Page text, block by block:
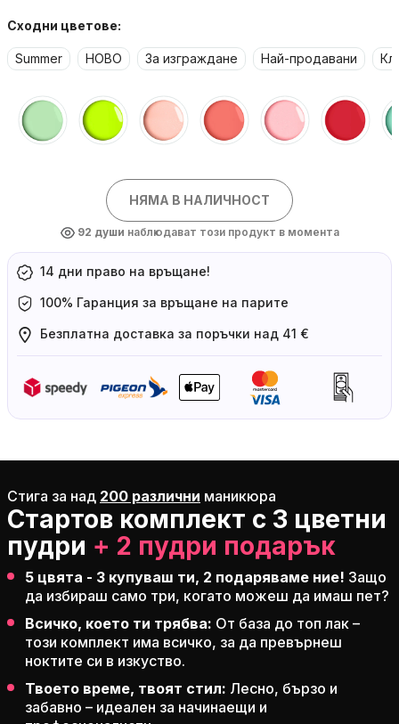
Сходни цветове:
Summer НОВО За изграждане Най-продавани
НЯМА В НАЛИЧНОСТ
92 души наблюдават този продукт в момента
14 дни право на връщане!
100% Гаранция за връщане на парите
Безплатна доставка за поръчки над 41 €
Стига за над 200 различни маникюра
Стартов комплект с 3 цветни
пудри + 2 пудри подарък
5 цвята - 3 купуваш ти, 2 подаряваме ние! Защо
да избираш само три, когато можеш да имаш пет?
Всичко, което ти трябва: От база до топ лак –
този комплект има всичко, за да превърнеш
ноктите си в изкуство.
Твоето време, твоят стил: Лесно, бързо и
забавно – идеален за начинаещи и